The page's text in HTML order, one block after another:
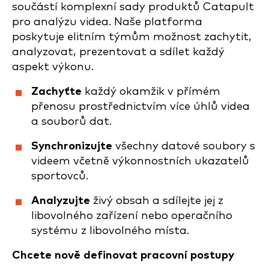
součástí komplexní sady produktů Catapult
pro analýzu videa. Naše platforma
poskytuje elitním týmům možnost zachytit,
analyzovat, prezentovat a sdílet každý
aspekt výkonu.
Zachyťte každý okamžik v přímém
přenosu prostřednictvím více úhlů videa
a souborů dat.
Synchronizujte všechny datové soubory s
videem včetně výkonnostních ukazatelů
sportovců.
Analyzujte živý obsah a sdílejte jej z
libovolného zařízení nebo operačního
systému z libovolného místa.
Chcete nově definovat pracovní postupy